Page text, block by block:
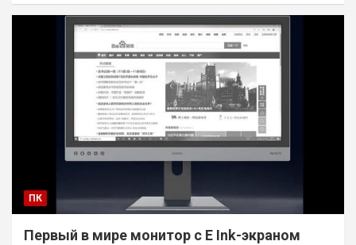
ПК
Первый в мире монитор с E Ink-экраном